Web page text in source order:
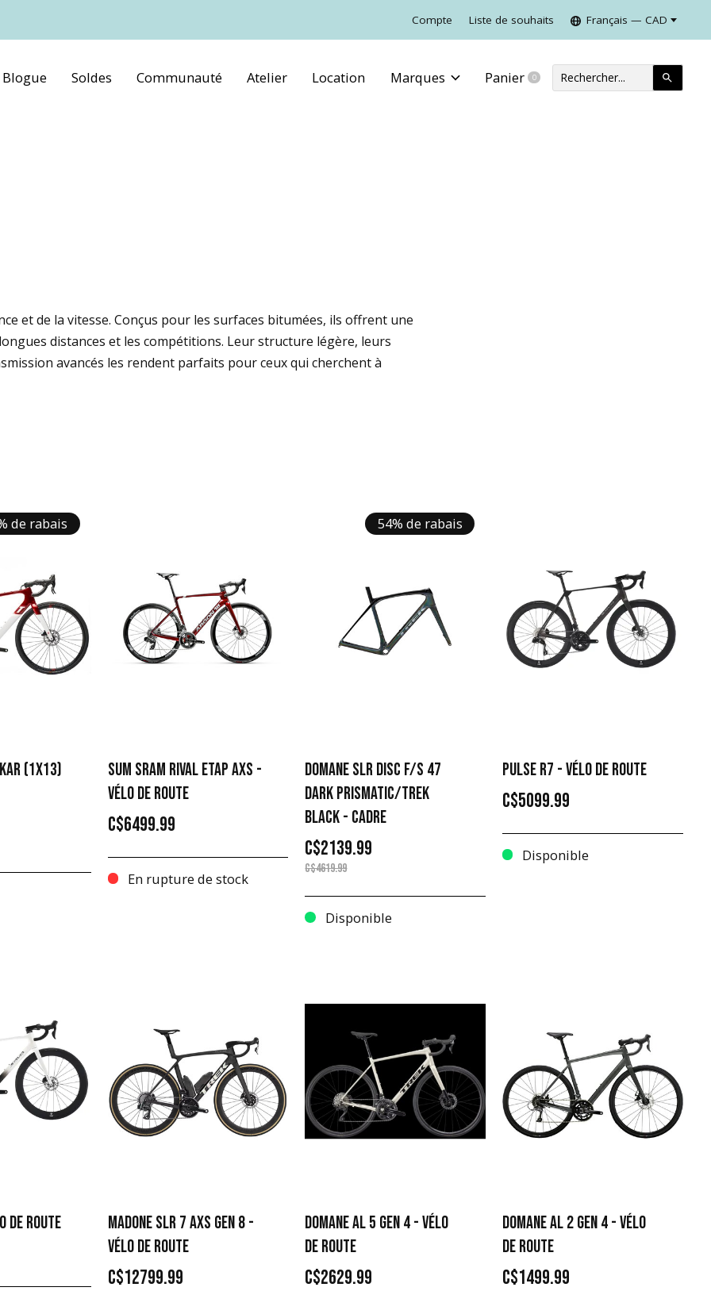
Compte Liste de souhaits Français — CAD
Blogue Soldes Communauté Atelier Location Marques Panier 0items
et de la vitesse. Conçus pour les surfaces bitumées, ils offrent une
distances et les compétitions. Leur structure légère, leurs
avancés les rendent parfaits pour ceux qui cherchent à
de rabais
(1X13)
SUM SRAM RIVAL ETAP AXS -
VÉLO DE ROUTE
C$6499.99
En rupture de stock
54% de rabais
DOMANE SLR DISC F/S 47
DARK PRISMATIC/TREK
BLACK - CADRE
C$2139.99
C$4619.99
Disponible
PULSE R7 - VÉLO DE ROUTE
C$5099.99
Disponible
DE ROUTE
MADONE SLR 7 AXS GEN 8 -
VÉLO DE ROUTE
C$12799.99
DOMANE AL 5 GEN 4 - VÉLO
DE ROUTE
C$2629.99
DOMANE AL 2 GEN 4 - VÉLO
DE ROUTE
C$1499.99